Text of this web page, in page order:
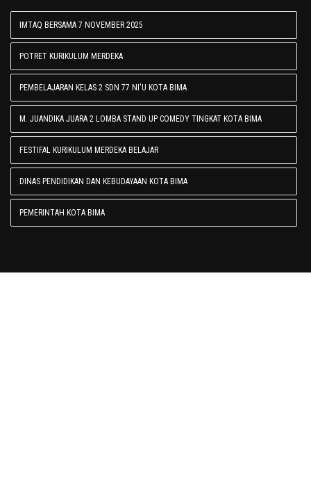
IMTAQ BERSAMA 7 NOVEMBER 2025
POTRET KURIKULUM MERDEKA
PEMBELAJARAN KELAS 2 SDN 77 NI'U KOTA BIMA
M. JUANDIKA JUARA 2 LOMBA STAND UP COMEDY TINGKAT KOTA BIMA
FESTIFAL KURIKULUM MERDEKA BELAJAR
DINAS PENDIDIKAN DAN KEBUDAYAAN KOTA BIMA
PEMERINTAH KOTA BIMA